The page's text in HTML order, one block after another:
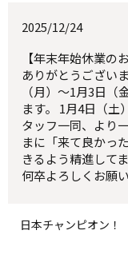
2025/12/24
【年末年始休業の
ありがとうござい
（月）～1月3日
ます。 1月4日（土
タッフ一同、より
まに「来て良かっ
きるよう精進して
何卒よろしくお願
日本チャンピオン